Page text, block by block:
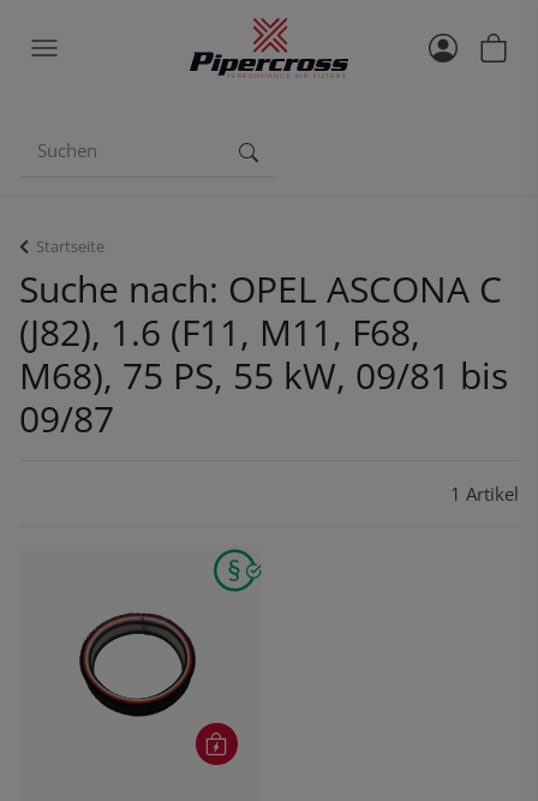
Startseite
Suche nach: OPEL ASCONA C
(J82), 1.6 (F11, M11, F68,
M68), 75 PS, 55 kW, 09/81 bis
09/87
1 Artikel